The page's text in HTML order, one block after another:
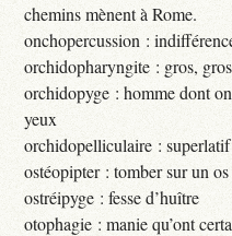
chemins mènent à Rome.
onchopercussion :
orchidopharyngite : gros,
orchidopyge : homme dont
yeux
orchidopelliculaire :
ostéopipter : tomber sur un os
ostréipyge : fesse d’huître
otophagie : manie qu’ont